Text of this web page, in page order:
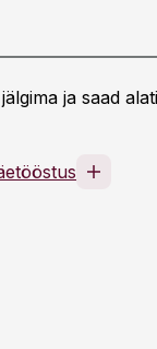
ja saad